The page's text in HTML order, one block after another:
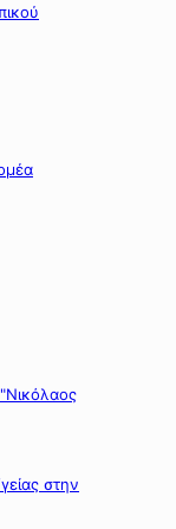
στην